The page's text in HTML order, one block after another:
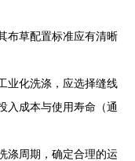
布草配置标准应有清晰
业化洗涤，应选择缝线
入成本与使用寿命（通
涤周期，确定合理的运